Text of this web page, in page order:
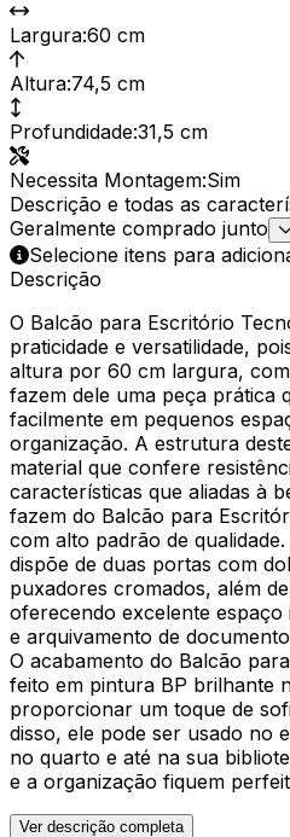
Largura:60 cm
Altura:74,5 cm
Profundidade:31,5 cm
Necessita Montagem:Sim
Descrição e todas as
Geralmente comprado junto
Selecione itens para
Descrição
O Balcão para Escritório
praticidade e versatilidade,
altura por 60 cm largura,
fazem dele uma peça prática
facilmente em pequenos
organização. A estrutura
material que confere
características que aliadas à
fazem do Balcão para
com alto padrão de
dispõe de duas portas com
puxadores cromados, além
oferecendo excelente
e arquivamento de
O acabamento do Balcão
feito em pintura BP brilhante
proporcionar um toque de
disso, ele pode ser usado no
no quarto e até na sua
e a organização fiquem
Ver descrição completa